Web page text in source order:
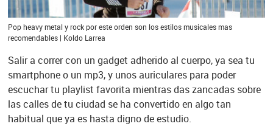
Pop heavy metal y rock por este orden son los estilos musicales mas
recomendables | Koldo Larrea
Salir a correr con un gadget adherido al cuerpo, ya sea tu
smartphone o un mp3, y unos auriculares para poder
escuchar tu playlist favorita mientras das zancadas sobre
las calles de tu ciudad se ha convertido en algo tan
habitual que ya es hasta digno de estudio.